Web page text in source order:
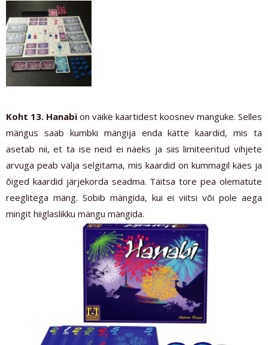
Koht 13. Hanabi on väike kaartidest koosnev mänguke. Selles
mängus saab kumbki mängija enda kätte kaardid, mis ta
asetab nii, et ta ise neid ei näeks ja siis limiteeritud vihjete
arvuga peab välja selgitama, mis kaardid on kummagil käes ja
õiged kaardid järjekorda seadma. Täitsa tore pea olematute
reeglitega mäng. Sobib mängida, kui ei viitsi või pole aega
mingit hiiglaslikku mängu mängida.